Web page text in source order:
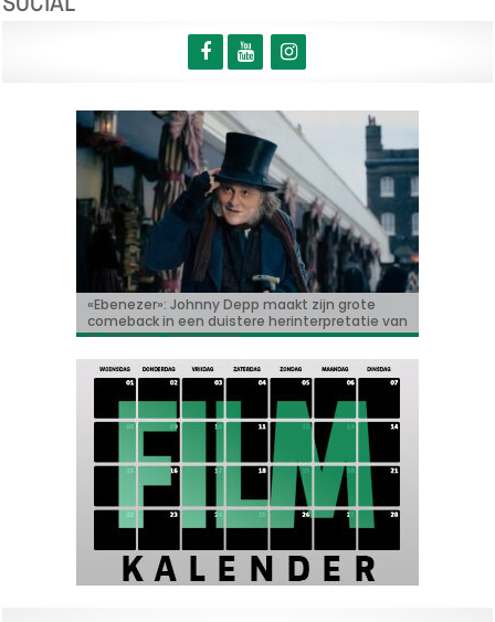
Korte animatiefilm ‘Melk’ nu ook uitgenodigd
voor TIFF
«Ebenezer»: Johnny Depp maakt zijn grote
comeback in een duistere herinterpretatie van
de Dickens-klassieker!
Bioscoopjournaal: ‘Frontera’
Vacature: Productie-assistent (m/v/x)
‘Some like it hot in Belgium’ met Tijmen
Govaerts